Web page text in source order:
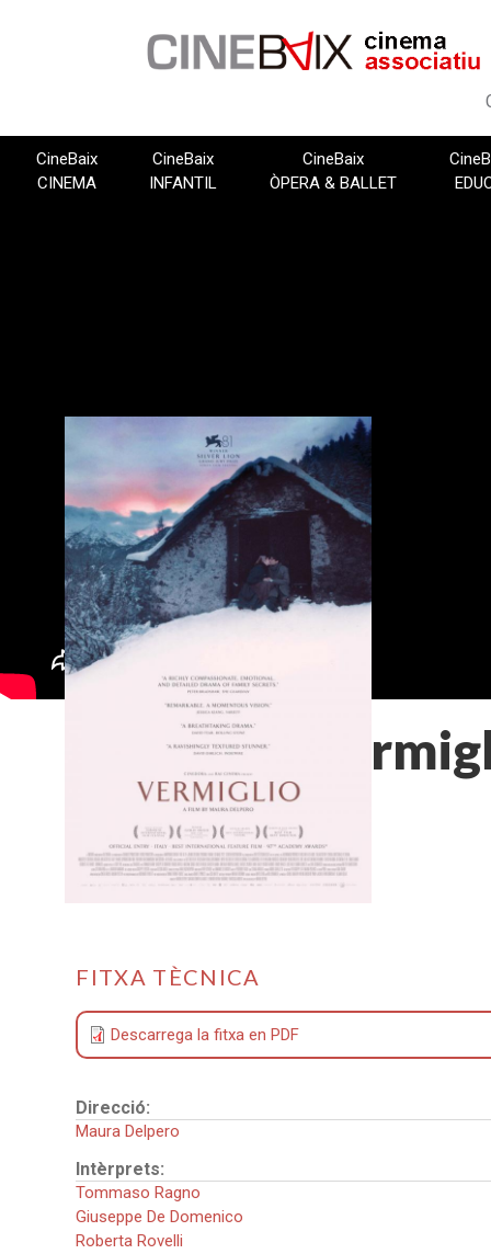
CineBaix
CINEMA
CineBaix
INFANTIL
CineBaix
ÒPERA & BALLET
FITXA TÈCNICA
Descarrega la fitxa en PDF
Direcció:
Maura Delpero
Intèrprets:
Tommaso Ragno
Giuseppe De Domenico
Roberta Rovelli